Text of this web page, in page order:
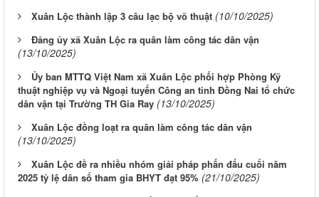
Xuân Lộc thành lập 3 câu lạc bộ võ thuật (10/10/2025)
Đảng ủy xã Xuân Lộc ra quân làm công tác dân vận
(13/10/2025)
Ủy ban MTTQ Việt Nam xã Xuân Lộc phối hợp Phòng Kỹ
thuật nghiệp vụ và Ngoại tuyến Công an tỉnh Đồng Nai tổ chức
dân vận tại Trường TH Gia Ray (13/10/2025)
Xuân Lộc đồng loạt ra quân làm công tác dân vận
(13/10/2025)
Xuân Lộc đề ra nhiều nhóm giải pháp phấn đấu cuối năm
2025 tỷ lệ dân số tham gia BHYT đạt 95% (21/10/2025)